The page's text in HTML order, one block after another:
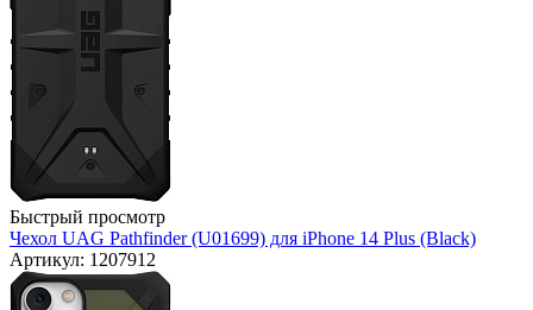
Быстрый просмотр
Чехол UAG Pathfinder (U01699) для iPhone 14 Plus (Black)
Артикул: 1207912